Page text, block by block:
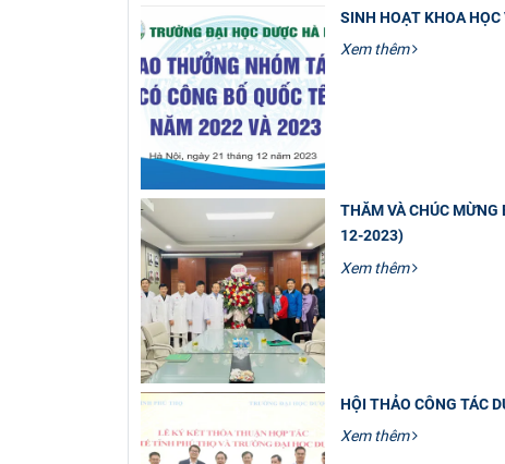
SINH HOẠT KHOA
Xem thêm
THĂM VÀ CHÚC
12-2023)
Xem thêm
HỘI THẢO CÔNG TÁC
Xem thêm